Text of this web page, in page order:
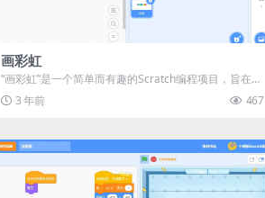
画彩虹
“画彩虹”是一个简单而有趣的Scratch编程项目，旨在让
小朋友们了解基本的绘画...
3 年前 467